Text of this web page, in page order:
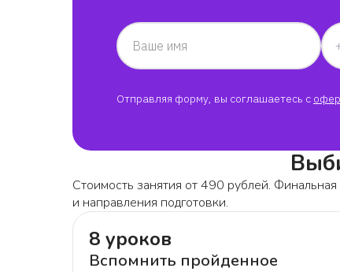
Ваше имя
Отправляя форму, вы соглашаетесь с
Стоимость занятия от 490 рублей.
и направления подготовки.
8 уроков
Вспомнить пройденное